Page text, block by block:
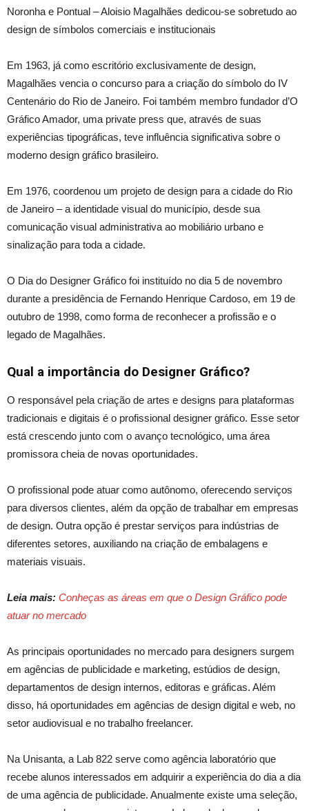
Noronha e Pontual – Aloisio Magalhães dedicou-se sobretudo ao
design de símbolos comerciais e institucionais
Em 1963, já como escritório exclusivamente de design,
Magalhães vencia o concurso para a criação do símbolo do IV
Centenário do Rio de Janeiro. Foi também membro fundador d’O
Gráfico Amador, uma private press que, através de suas
experiências tipográficas, teve influência significativa sobre o
moderno design gráfico brasileiro.
Em 1976, coordenou um projeto de design para a cidade do Rio
de Janeiro – a identidade visual do município, desde sua
comunicação visual administrativa ao mobiliário urbano e
sinalização para toda a cidade.
O Dia do Designer Gráfico foi instituído no dia 5 de novembro
durante a presidência de Fernando Henrique Cardoso, em 19 de
outubro de 1998, como forma de reconhecer a profissão e o
legado de Magalhães.
Qual a importância do Designer Gráfico?
O responsável pela criação de artes e designs para plataformas
tradicionais e digitais é o profissional designer gráfico. Esse setor
está crescendo junto com o avanço tecnológico, uma área
promissora cheia de novas oportunidades.
O profissional pode atuar como autônomo, oferecendo serviços
para diversos clientes, além da opção de trabalhar em empresas
de design. Outra opção é prestar serviços para indústrias de
diferentes setores, auxiliando na criação de embalagens e
materiais visuais.
Leia mais: Conheças as áreas em que o Design Gráfico pode
atuar no mercado
As principais oportunidades no mercado para designers surgem
em agências de publicidade e marketing, estúdios de design,
departamentos de design internos, editoras e gráficas. Além
disso, há oportunidades em agências de design digital e web, no
setor audiovisual e no trabalho freelancer.
Na Unisanta, a Lab 822 serve como agência laboratório que
recebe alunos interessados em adquirir a experiência do dia a dia
de uma agência de publicidade. Anualmente existe uma seleção,